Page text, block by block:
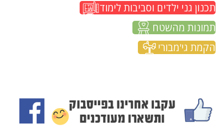
תכנון גני ילדים וסביבות לימוד
תמונות מהשטח
הקמת גי'מבורי